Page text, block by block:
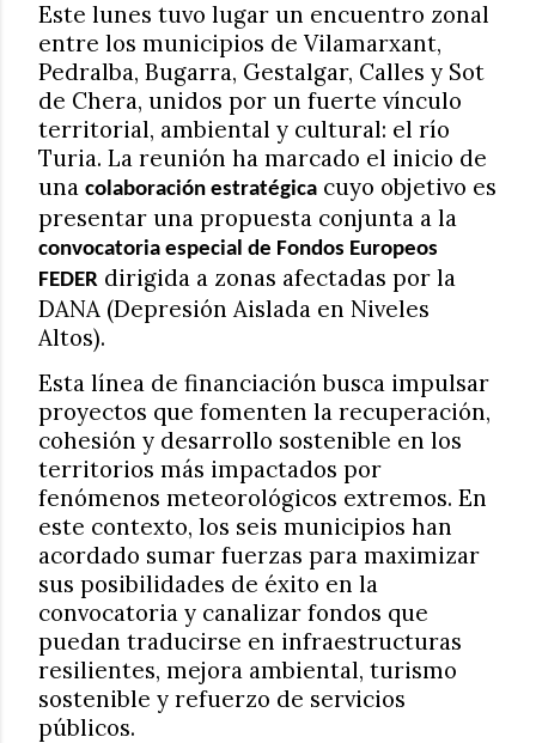
Este lunes tuvo lugar un encuentro zonal
entre los municipios de Vilamarxant,
Pedralba, Bugarra, Gestalgar, Calles y Sot
de Chera, unidos por un fuerte vínculo
territorial, ambiental y cultural: el río
Turia. La reunión ha marcado el inicio de
una colaboración estratégica cuyo objetivo es
presentar una propuesta conjunta a la
convocatoria especial de Fondos Europeos
FEDER dirigida a zonas afectadas por la
DANA (Depresión Aislada en Niveles
Altos).
Esta línea de financiación busca impulsar
proyectos que fomenten la recuperación,
cohesión y desarrollo sostenible en los
territorios más impactados por
fenómenos meteorológicos extremos. En
este contexto, los seis municipios han
acordado sumar fuerzas para maximizar
sus posibilidades de éxito en la
convocatoria y canalizar fondos que
puedan traducirse en infraestructuras
resilientes, mejora ambiental, turismo
sostenible y refuerzo de servicios
públicos.